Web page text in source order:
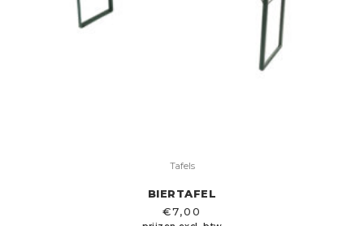
Tafels
BIERTAFEL
€7,00